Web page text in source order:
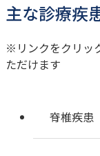
主な診療疾
※リンクをクリッ
ただけます
脊椎疾患